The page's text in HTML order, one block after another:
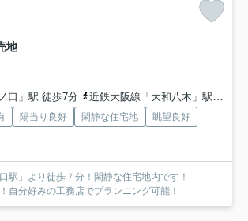
地
口」駅 徒歩7分
近鉄大阪線「大和八木」駅 徒歩25分
陽当り良好 閑静な住宅地
眺望良好
駅」より徒歩７分！閑静な住宅地内です！
自分好みの工務店でプランニング可能！